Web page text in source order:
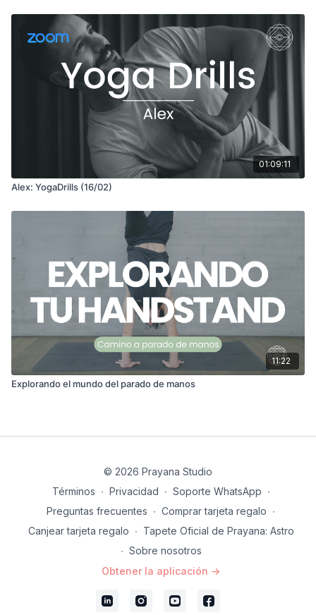
01:09:11
Alex: YogaDrills (16/02)
11:22
Explorando el mundo del parado de manos
© 2026 Prayana Studio
Términos ∙ Privacidad ∙ Soporte WhatsApp ∙
Preguntas frecuentes ∙ Comprar tarjeta regalo ∙
Canjear tarjeta regalo ∙ Tapete Oficial de Prayana: Astro
∙ Sobre nosotros
Obtener la aplicación ->